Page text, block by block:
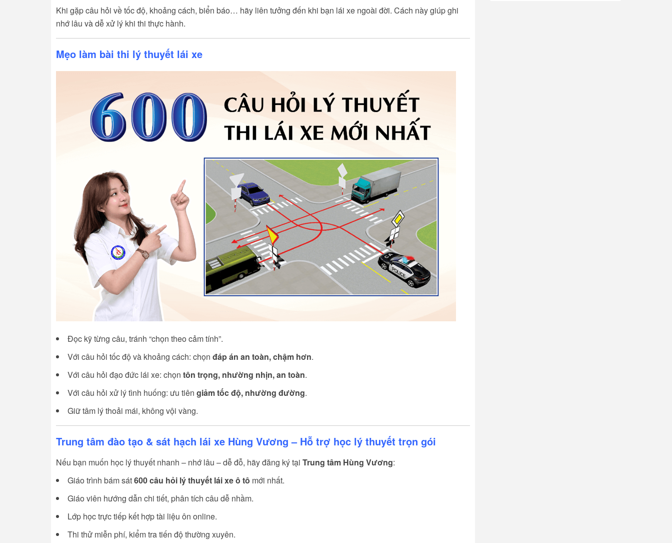
Khi gặp câu hỏi về tốc độ, khoảng cách, biển báo… hãy liên tưởng đến khi bạn lái xe ngoài đời. Cách này giúp ghi
nhớ lâu và dễ xử lý khi thi thực hành.
Mẹo làm bài thi lý thuyết lái xe
Đọc kỹ từng câu, tránh “chọn theo cảm tính”.
Với câu hỏi tốc độ và khoảng cách: chọn đáp án an toàn, chậm hơn.
Với câu hỏi đạo đức lái xe: chọn tôn trọng, nhường nhịn, an toàn.
Với câu hỏi xử lý tình huống: ưu tiên giảm tốc độ, nhường đường.
Giữ tâm lý thoải mái, không vội vàng.
Trung tâm đào tạo & sát hạch lái xe Hùng Vương – Hỗ trợ học lý thuyết trọn gói
Nếu bạn muốn học lý thuyết nhanh – nhớ lâu – dễ đỗ, hãy đăng ký tại Trung tâm Hùng Vương:
Giáo trình bám sát600 câu hỏi lý thuyết lái xe ô tô mới nhất.
Giáo viên hướng dẫn chi tiết, phân tích câu dễ nhầm.
Lớp học trực tiếp kết hợp tài liệu ôn online.
Thi thử miễn phí, kiểm tra tiến độ thường xuyên.